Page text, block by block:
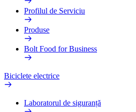
Profilul de Serviciu
Produse
Bolt Food for Business
Biciclete electrice
Laboratorul de siguranță